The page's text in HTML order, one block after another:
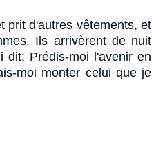
prit d'autres vêtements, et
Ils arrivèrent de nuit
dit: Prédis-moi l'avenir en
moi monter celui que je